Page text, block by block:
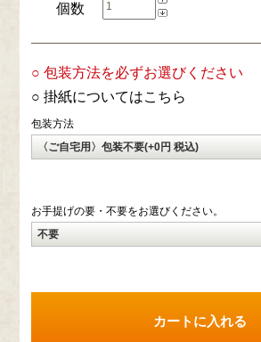
個数
○ 包装方法を必ずお選びください
○ 掛紙についてはこちら
包装方法
お手提げの要・不要をお選びください。